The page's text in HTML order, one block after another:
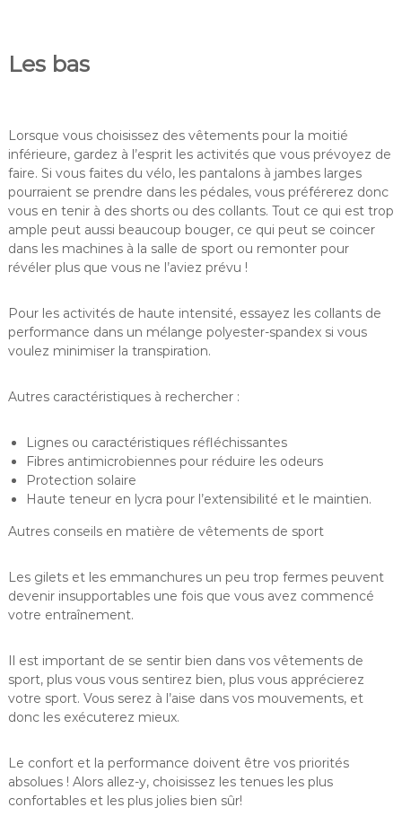
Les bas
Lorsque vous choisissez des vêtements pour la moitié
inférieure, gardez à l’esprit les activités que vous prévoyez de
faire. Si vous faites du vélo, les pantalons à jambes larges
pourraient se prendre dans les pédales, vous préférerez donc
vous en tenir à des shorts ou des collants. Tout ce qui est trop
ample peut aussi beaucoup bouger, ce qui peut se coincer
dans les machines à la salle de sport ou remonter pour
révéler plus que vous ne l’aviez prévu !
Pour les activités de haute intensité, essayez les collants de
performance dans un mélange polyester-spandex si vous
voulez minimiser la transpiration.
Autres caractéristiques à rechercher :
Lignes ou caractéristiques réfléchissantes
Fibres antimicrobiennes pour réduire les odeurs
Protection solaire
Haute teneur en lycra pour l’extensibilité et le maintien.
Autres conseils en matière de vêtements de sport
Les gilets et les emmanchures un peu trop fermes peuvent
devenir insupportables une fois que vous avez commencé
votre entraînement.
Il est important de se sentir bien dans vos vêtements de
sport, plus vous vous sentirez bien, plus vous apprécierez
votre sport. Vous serez à l’aise dans vos mouvements, et
donc les exécuterez mieux.
Le confort et la performance doivent être vos priorités
absolues ! Alors allez-y, choisissez les tenues les plus
confortables et les plus jolies bien sûr!